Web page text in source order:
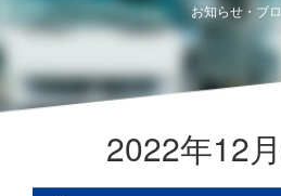
お知らせ・ブ
2022年12